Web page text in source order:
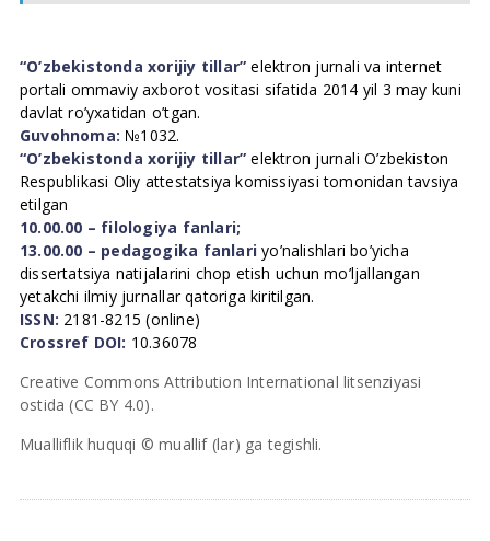
“O’zbekistonda xorijiy tillar” elektron jurnali va internet
portali ommaviy axborot vositasi sifatida 2014 yil 3 may kuni
davlat ro’yxatidan o’tgan.
Guvohnoma: №1032.
“O’zbekistonda xorijiy tillar” elektron jurnali O’zbekiston
Respublikasi Oliy attestatsiya komissiyasi tomonidan tavsiya
etilgan
10.00.00 – filologiya fanlari;
13.00.00 – pedagogika fanlari yo’nalishlari bo’yicha
dissertatsiya natijalarini chop etish uchun mo’ljallangan
yetakchi ilmiy jurnallar qatoriga kiritilgan.
ISSN: 2181-8215 (online)
Crossref DOI: 10.36078
Creative Commons Attribution International litsenziyasi
ostida (CC BY 4.0).
Mualliflik huquqi © muallif (lar) ga tegishli.